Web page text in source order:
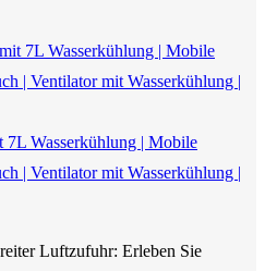
Wasserkühlung | Mobile
| Ventilator mit Wasserkühlung |
Luftzufuhr: Erleben Sie